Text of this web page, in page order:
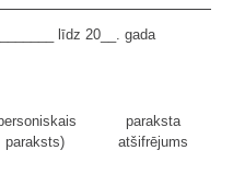
līdz 20__. gada
paraksts)
paraksta
atšifrējums